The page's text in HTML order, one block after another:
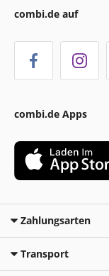
combi.de auf
combi.de Apps
Zahlungsarten
Transport